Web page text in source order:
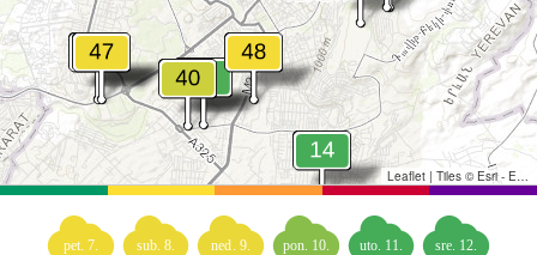
Leaflet | Tiles © Esri - Esri, DeLorme, NAVTEQ, TomTom, Intermap, iPC, USGS, FAO, NPS, NRCAN, GeoBase, Kadaster NL, Ordnance Survey, Esri Japan, METI, Esri China (Hong Kong), and the GIS User Community
pet. 7. sub. 8. ned. 9. pon. 10. uto. 11. sre. 12.